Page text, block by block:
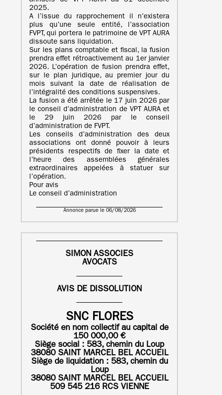
2025.
A l’issue du rapprochement il n’existera
plus qu’une seule entité, l’association
FVPT, qui portera le patrimoine de VPT AURA
dissoute sans liquidation.
Sur les plans comptable et fiscal, la fusion
prendra effet rétroactivement au 1er janvier
2026. L’opération de fusion prendra effet,
sur le plan juridique, au premier jour du
mois suivant la date de réalisation de
l’intégralité des conditions suspensives.
La fusion a été arrêtée le 17 juin 2026 par
le conseil d’administration de VPT AURA et
le 29 juin 2026 par le conseil
d’administration de FVPT.
Les conseils d’administration des deux
associations ont donné pouvoir à leurs
présidents respectifs de fixer la date et
l’heure des assemblées générales
extraordinaires appelées à statuer sur
l’opération.
Pour avis
Le conseil d’administration
Annonce parue le 06/08/2026
SIMON ASSOCIES
AVOCATS
AVIS DE DISSOLUTION
SNC FLORES
Société en nom collectif au capital de
150 000,00 €
Siège social : 583, chemin du Loup
38080 SAINT MARCEL BEL ACCUEIL
Siège de liquidation : 583, chemin du
Loup
38080 SAINT MARCEL BEL ACCUEIL
509 545 216 RCS VIENNE